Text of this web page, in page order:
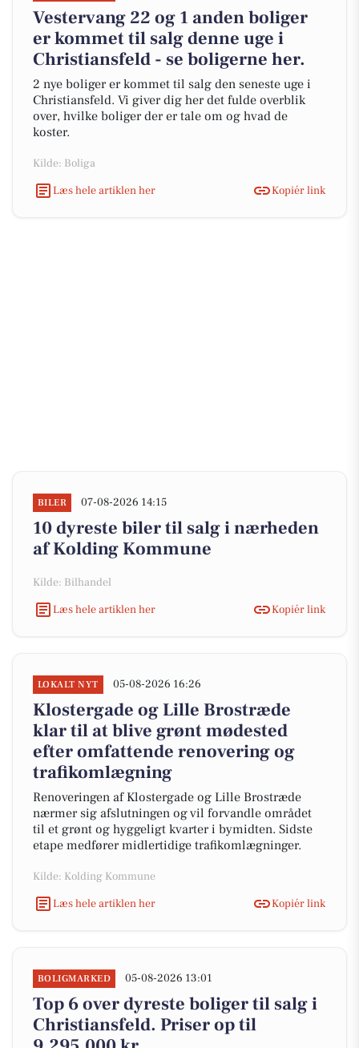
Vestervang 22 og 1 anden boliger
er kommet til salg denne uge i
Christiansfeld - se boligerne her.
2 nye boliger er kommet til salg den seneste uge i
Christiansfeld. Vi giver dig her det fulde overblik
over, hvilke boliger der er tale om og hvad de
koster.
Kilde: Boliga
Læs hele artiklen her
Kopiér link
BILER 07-08-2026 14:15
10 dyreste biler til salg i nærheden
af Kolding Kommune
Kilde: Bilhandel
Læs hele artiklen her
Kopiér link
LOKALT NYT 05-08-2026 16:26
Klostergade og Lille Brostræde
klar til at blive grønt mødested
efter omfattende renovering og
trafikomlægning
Renoveringen af Klostergade og Lille Brostræde
nærmer sig afslutningen og vil forvandle området
til et grønt og hyggeligt kvarter i bymidten. Sidste
etape medfører midlertidige trafikomlægninger.
Kilde: Kolding Kommune
Læs hele artiklen her
Kopiér link
BOLIGMARKED 05-08-2026 13:01
Top 6 over dyreste boliger til salg i
Christiansfeld. Priser op til